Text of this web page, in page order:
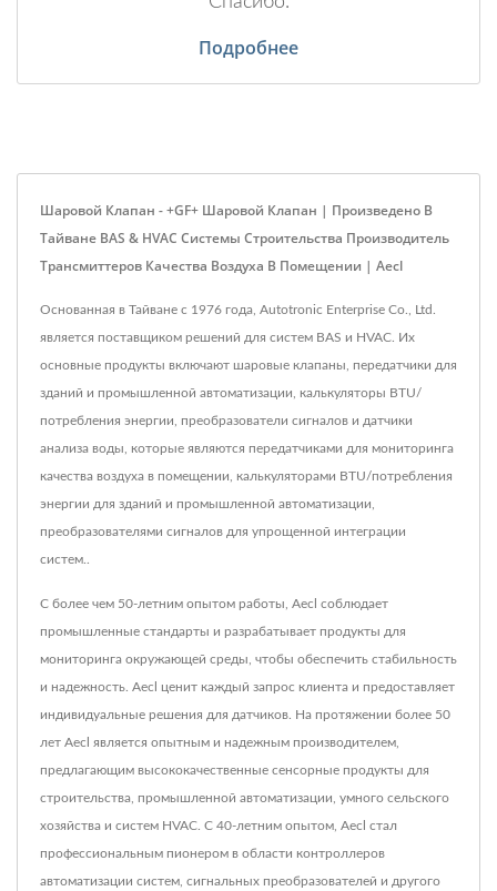
Подробнее
Шаровой Клапан - +GF+ Шаровой Клапан | Произведено В
Тайване BAS & HVAC Системы Строительства Производитель
Трансмиттеров Качества Воздуха В Помещении | Aecl
Основанная в Тайване с 1976 года, Autotronic Enterprise Co., Ltd.
является поставщиком решений для систем BAS и HVAC. Их
основные продукты включают шаровые клапаны, передатчики для
зданий и промышленной автоматизации, калькуляторы BTU/
потребления энергии, преобразователи сигналов и датчики
анализа воды, которые являются передатчиками для мониторинга
качества воздуха в помещении, калькуляторами BTU/потребления
энергии для зданий и промышленной автоматизации,
преобразователями сигналов для упрощенной интеграции
систем..
С более чем 50-летним опытом работы, Aecl соблюдает
промышленные стандарты и разрабатывает продукты для
мониторинга окружающей среды, чтобы обеспечить стабильность
и надежность. Aecl ценит каждый запрос клиента и предоставляет
индивидуальные решения для датчиков. На протяжении более 50
лет Aecl является опытным и надежным производителем,
предлагающим высококачественные сенсорные продукты для
строительства, промышленной автоматизации, умного сельского
хозяйства и систем HVAC. С 40-летним опытом, Aecl стал
профессиональным пионером в области контроллеров
автоматизации систем, сигнальных преобразователей и другого